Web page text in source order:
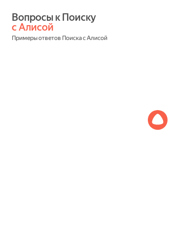
с Алисой
Примеры ответов Поиска с Алисой